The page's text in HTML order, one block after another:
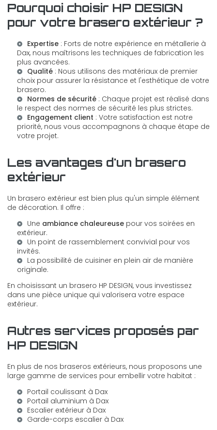
Pourquoi choisir HP DESIGN
pour votre brasero extérieur ?
Expertise : Forts de notre expérience en métallerie à
Dax, nous maîtrisons les techniques de fabrication les
plus avancées.
Qualité : Nous utilisons des matériaux de premier
choix pour assurer la résistance et l'esthétique de votre
brasero.
Normes de sécurité : Chaque projet est réalisé dans
le respect des normes de sécurité les plus strictes.
Engagement client : Votre satisfaction est notre
priorité, nous vous accompagnons à chaque étape de
votre projet.
Les avantages d'un brasero
extérieur
Un brasero extérieur est bien plus qu'un simple élément
de décoration. Il offre :
Une ambiance chaleureuse pour vos soirées en
extérieur.
Un point de rassemblement convivial pour vos
invités.
La possibilité de cuisiner en plein air de manière
originale.
En choisissant un brasero HP DESIGN, vous investissez
dans une pièce unique qui valorisera votre espace
extérieur.
Autres services proposés par
HP DESIGN
En plus de nos braseros extérieurs, nous proposons une
large gamme de services pour embellir votre habitat :
Portail coulissant à Dax
Portail aluminium à Dax
Escalier extérieur à Dax
Garde-corps escalier à Dax